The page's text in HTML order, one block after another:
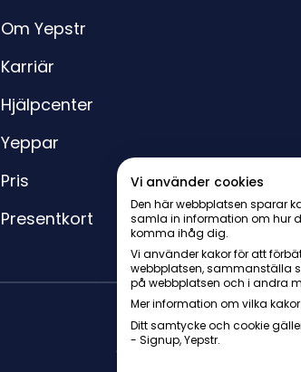
Om Yepstr
Karriär
Hjälpcenter
Yeppar
Pris
Presentkort
© Yepstr AB・Org. 556997-
Vi använder cookies
Den här webbplatsen sparar
samla in information om hur
komma ihåg dig.
Vi använder kakor för att
webbplatsen, sammanställa
på webbplatsen och i andra
Mer information om vilka
Ditt samtycke och cookie
- Signup, Yepstr.